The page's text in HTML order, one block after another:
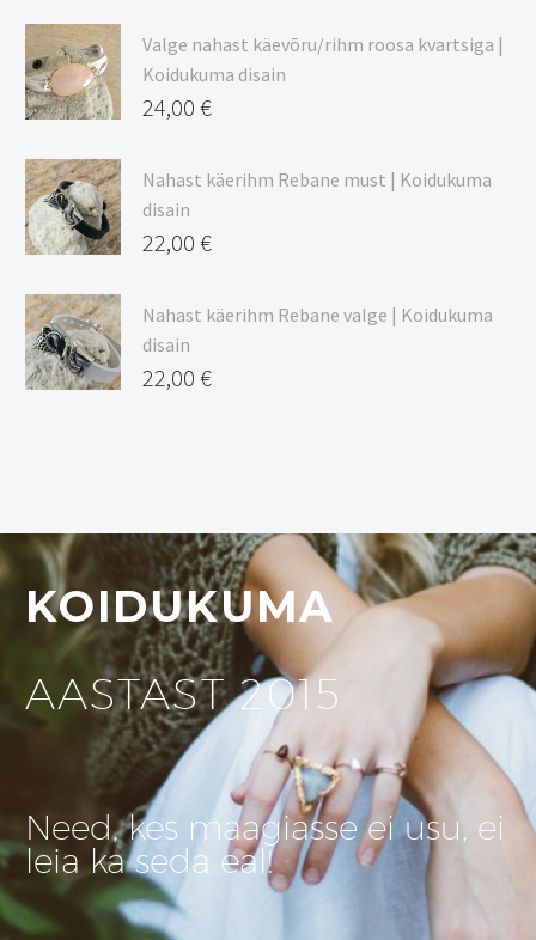
Valge nahast käevõru/rihm roosa kvartsiga |
Koidukuma disain
24,00 €
Nahast käerihm Rebane must | Koidukuma
disain
22,00 €
Nahast käerihm Rebane valge | Koidukuma
disain
22,00 €
KOIDUKUMA
AASTAST 2015
Need, kes maagiasse ei usu, ei
leia ka seda eal!